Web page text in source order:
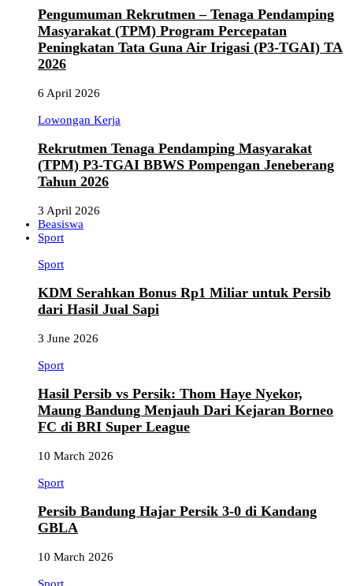
Pengumuman Rekrutmen – Tenaga Pendamping
Masyarakat (TPM) Program Percepatan
Peningkatan Tata Guna Air Irigasi (P3-TGAI) TA
2026
6 April 2026
Lowongan Kerja
Rekrutmen Tenaga Pendamping Masyarakat
(TPM) P3-TGAI BBWS Pompengan Jeneberang
Tahun 2026
3 April 2026
Beasiswa
Sport
Sport
KDM Serahkan Bonus Rp1 Miliar untuk Persib
dari Hasil Jual Sapi
3 June 2026
Sport
Hasil Persib vs Persik: Thom Haye Nyekor,
Maung Bandung Menjauh Dari Kejaran Borneo
FC di BRI Super League
10 March 2026
Sport
Persib Bandung Hajar Persik 3-0 di Kandang
GBLA
10 March 2026